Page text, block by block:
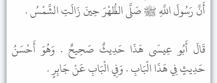
أَنَّ رَسُولَ اللَّهِ ﷺ صَلَّى الظُّهْرَ حِينَ زَالَتِ الشَّمْسُ .
قَالَ أَبُو عِيسَى هَذَا حَدِيثٌ صَحِيحٌ . وَهُوَ أَحْسَنُ
حَدِيثٍ فِي هَذَا الْبَابِ . وَفِي الْبَابِ عَنْ جَابِرٍ .